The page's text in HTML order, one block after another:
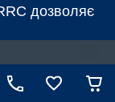
дозволяє